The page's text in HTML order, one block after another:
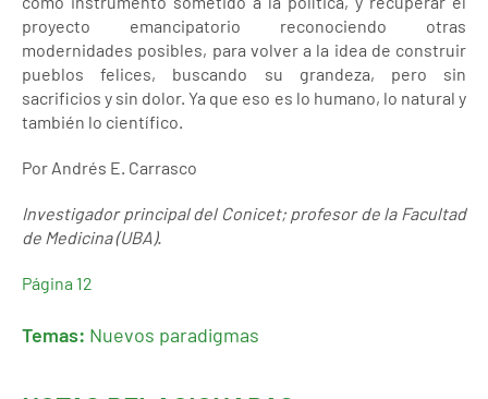
proyecto emancipatorio reconociendo otras
modernidades posibles, para volver a la idea de construir
pueblos felices, buscando su grandeza, pero sin
sacrificios y sin dolor. Ya que eso es lo humano, lo natural y
también lo científico.
Por Andrés E. Carrasco
Investigador principal del Conicet; profesor de la Facultad
de Medicina (UBA).
Página 12
Temas: Nuevos paradigmas